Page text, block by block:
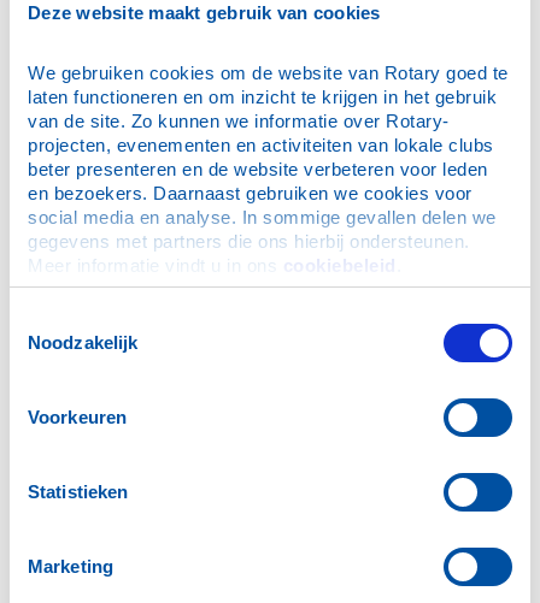
Deze website maakt gebruik van cookies
We gebruiken cookies om de website van Rotary goed te
laten functioneren en om inzicht te krijgen in het gebruik
van de site. Zo kunnen we informatie over Rotary-
projecten, evenementen en activiteiten van lokale clubs
beter presenteren en de website verbeteren voor leden
en bezoekers. Daarnaast gebruiken we cookies voor
social media en analyse. In sommige gevallen delen we
gegevens met partners die ons hierbij ondersteunen.
Meer informatie vindt u in ons cookiebeleid
Noodzakelijk
Voorkeuren
Statistieken
Marketing